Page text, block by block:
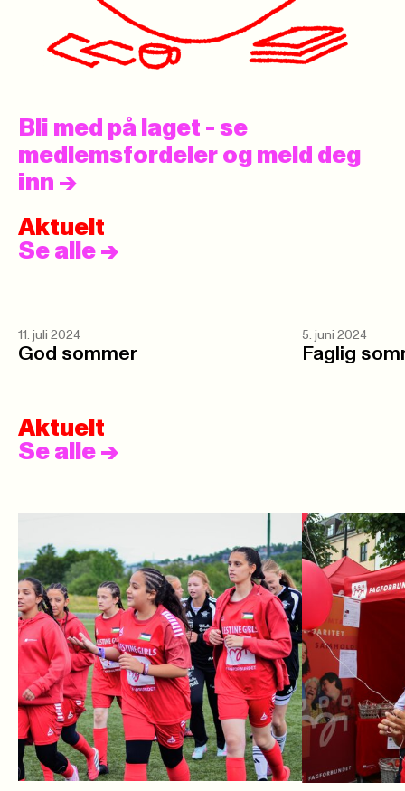
Bli med på laget - se
medlemsfordeler og meld deg
inn ->
Aktuelt
Se alle ->
11. juli 2024
God sommer
5. juni 2024
Faglig
Aktuelt
Se alle ->